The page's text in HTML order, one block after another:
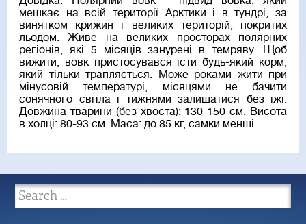
мешкає на всій території Арктики і в тундрі, за
винятком крижин і великих територій, покритих
льодом. Живе на великих просторах полярних
регіонів, які 5 місяців занурені в темряву. Щоб
вижити, вовк пристосувався їсти будь-який корм,
який тільки трапляється. Може роками жити при
мінусовій температурі, місяцями не бачити
сонячного світла і тижнями залишатися без їжі.
Довжина тварини (без хвоста): 130-150 см. Висота
в холці: 80-93 см. Маса: до 85 кг, самки менші.